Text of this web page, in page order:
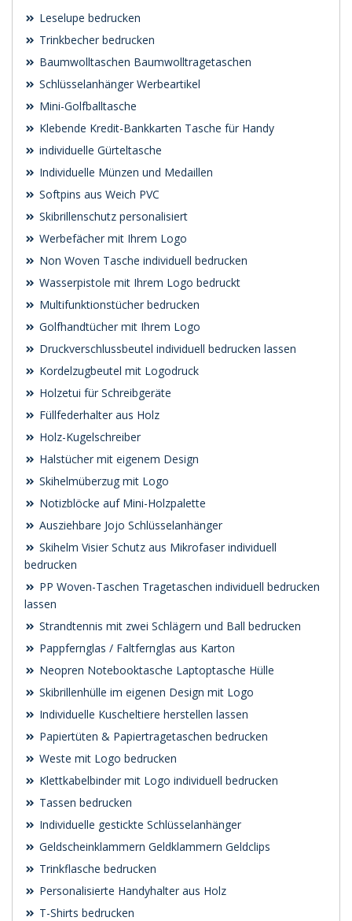
Leselupe bedrucken
Trinkbecher bedrucken
Baumwolltaschen Baumwolltragetaschen
Schlüsselanhänger Werbeartikel
Mini-Golfballtasche
Klebende Kredit-Bankkarten Tasche für Handy
individuelle Gürteltasche
Individuelle Münzen und Medaillen
Softpins aus Weich PVC
Skibrillenschutz personalisiert
Werbefächer mit Ihrem Logo
Non Woven Tasche individuell bedrucken
Wasserpistole mit Ihrem Logo bedruckt
Multifunktionstücher bedrucken
Golfhandtücher mit Ihrem Logo
Druckverschlussbeutel individuell bedrucken lassen
Kordelzugbeutel mit Logodruck
Holzetui für Schreibgeräte
Füllfederhalter aus Holz
Holz-Kugelschreiber
Halstücher mit eigenem Design
Skihelmüberzug mit Logo
Notizblöcke auf Mini-Holzpalette
Ausziehbare Jojo Schlüsselanhänger
Skihelm Visier Schutz aus Mikrofaser individuell
bedrucken
PP Woven-Taschen Tragetaschen individuell bedrucken
lassen
Strandtennis mit zwei Schlägern und Ball bedrucken
Pappfernglas / Faltfernglas aus Karton
Neopren Notebooktasche Laptoptasche Hülle
Skibrillenhülle im eigenen Design mit Logo
Individuelle Kuscheltiere herstellen lassen
Papiertüten & Papiertragetaschen bedrucken
Weste mit Logo bedrucken
Klettkabelbinder mit Logo individuell bedrucken
Tassen bedrucken
Individuelle gestickte Schlüsselanhänger
Geldscheinklammern Geldklammern Geldclips
Trinkflasche bedrucken
Personalisierte Handyhalter aus Holz
T-Shirts bedrucken